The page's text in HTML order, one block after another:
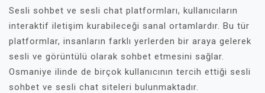
Sesli sohbet ve sesli chat platformları, kullanıcıların
interaktif iletişim kurabileceği sanal ortamlardır. Bu tür
platformlar, insanların farklı yerlerden bir araya gelerek
sesli ve görüntülü olarak sohbet etmesini sağlar.
Osmaniye ilinde de birçok kullanıcının tercih ettiği sesli
sohbet ve sesli chat siteleri bulunmaktadır.